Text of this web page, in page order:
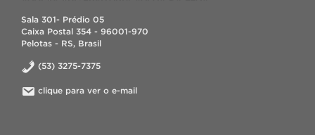
Sala 301- Prédio 05
Caixa Postal 354 - 96001-970
Pelotas - RS, Brasil
(53) 3275-7375
clique para ver o e-mail